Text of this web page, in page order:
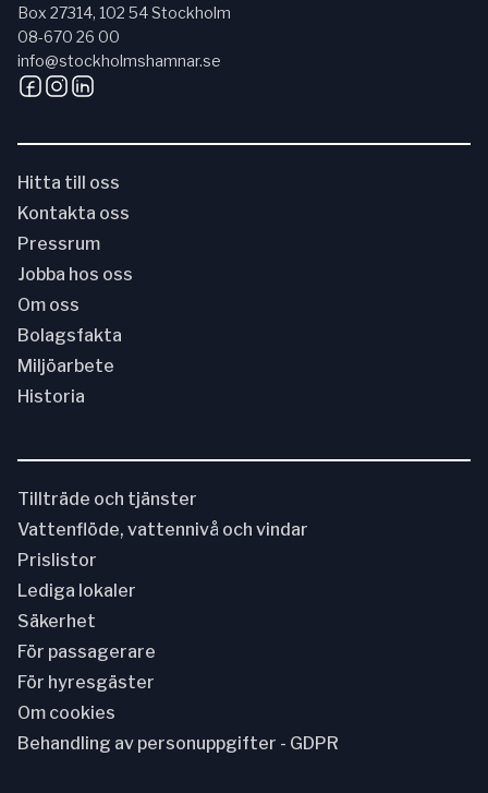
Box 27314, 102 54 Stockholm
08-670 26 00
info@stockholmshamnar.se
Hitta till oss
Kontakta oss
Pressrum
Jobba hos oss
Om oss
Bolagsfakta
Miljöarbete
Historia
Tillträde och tjänster
Vattenflöde, vattennivå och vindar
Prislistor
Lediga lokaler
Säkerhet
För passagerare
För hyresgäster
Om cookies
Behandling av personuppgifter - GDPR